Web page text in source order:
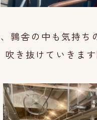
鶉舎の中も気持ち
吹き抜けていきま